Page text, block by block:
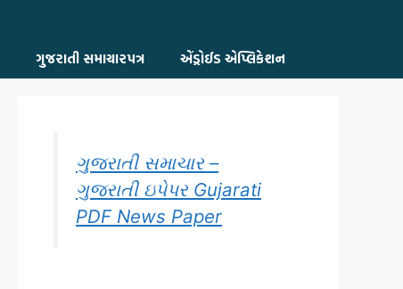
ગુજરાતી સમાચારપત્ર એંડ્રોઈડ એપ્લિકેશન
ગુજરાતી સમાચાર –
ગુજરાતી ઇપેપર Gujarati
PDF News Paper